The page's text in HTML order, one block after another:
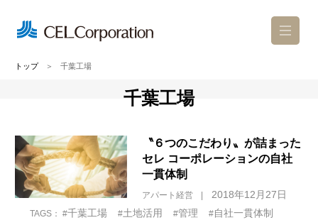
お問い合わせ
ショールーム来場予約
トップ ＞ 千葉工場
千葉工場
〝６つのこだわり〟が詰まった
セレ コーポレーションの自社
一貫体制
アパート経営 2018年12月27日
TAGS： #千葉工場 #土地活用 #管理 #自社一貫体制